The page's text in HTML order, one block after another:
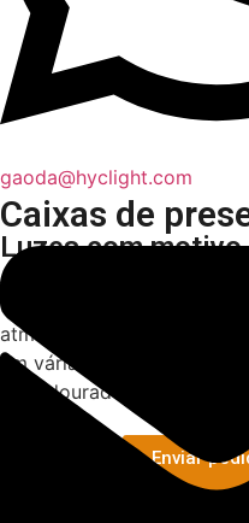
Caixas de
Luzes com motivo
As luzes com motivos de
férias apelativas e
atmosfera natalícia
em várias condições
arco dourado aumentam
Enviar
gaoda@hyclight.com